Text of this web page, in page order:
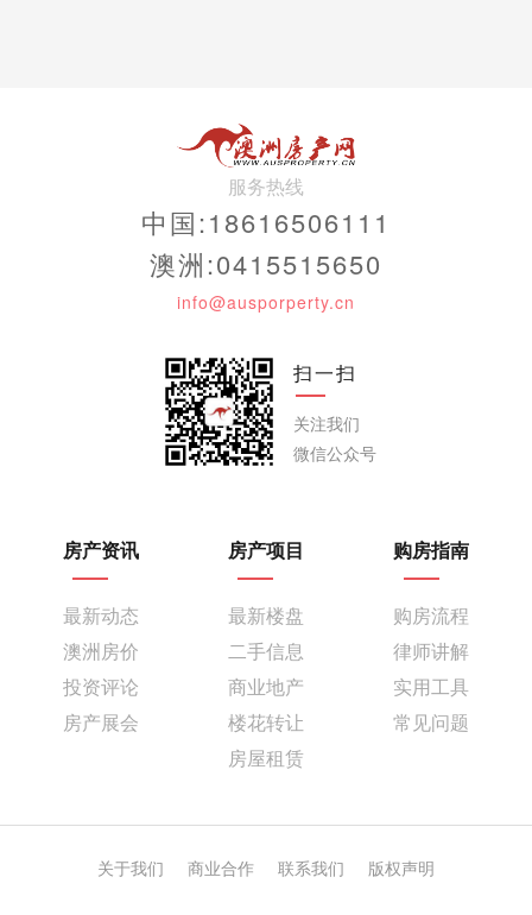
服务热线
中国:18616506111
澳洲:0415515650
info@ausporperty.cn
扫一扫
关注我们
微信公众号
房产资讯
最新动态
澳洲房价
投资评论
房产展会
房产项目
最新楼盘
二手信息
商业地产
楼花转让
房屋租赁
购房指南
购房流程
律师讲解
实用工具
常见问题
关于我们 商业合作 联系我们 版权声明